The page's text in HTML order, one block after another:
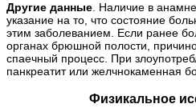
Другие данные. Наличие в
указание на то, что состояние
этим заболеванием. Если ранее
органах брюшной полости,
спаечный процесс. При
панкреатит или желчнокаменная
Физикальное